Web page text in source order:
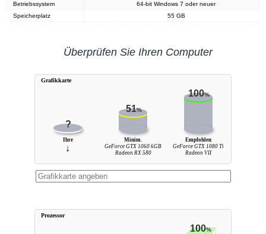
Betriebssystem
64-bit Windows 7 oder neuer
Speicherplatz
55 GB
Überprüfen Sie Ihren Computer
?
51%
100%
Ihre
↓
Minim.
GeForce GTX 1060 6GB
Radeon RX 580
Empfohlen
GeForce GTX 1080 Ti
Radeon VII
Grafikkarte
100%
Prozessor